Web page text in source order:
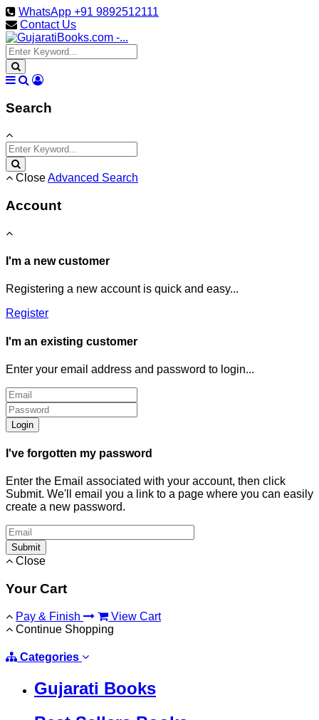
WhatsApp +91 9892512111
Contact Us
Search
CloseAdvanced Search
Account
I'm a new customer
Registering a new account is quick and easy...
Register
I'm an existing customer
Enter your email address and password to login...
Login
I've forgotten my password
Enter the Email associated with your account, then click
Submit. We'll email you a link to a page where you can easily
create a new password.
Submit
Close
Your Cart
Pay & Finish
View Cart
Continue Shopping
Categories
Gujarati Books